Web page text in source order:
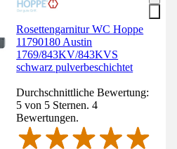
Rosettengarnitur WC Hoppe
11790180 Austin
1769/843KV/843KVS
schwarz pulverbeschichtet
Durchschnittliche Bewertung:
5 von 5 Sternen. 4
Bewertungen.